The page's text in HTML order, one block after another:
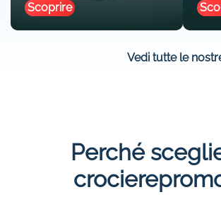
Scoprire
Vedi tutte le
Perché